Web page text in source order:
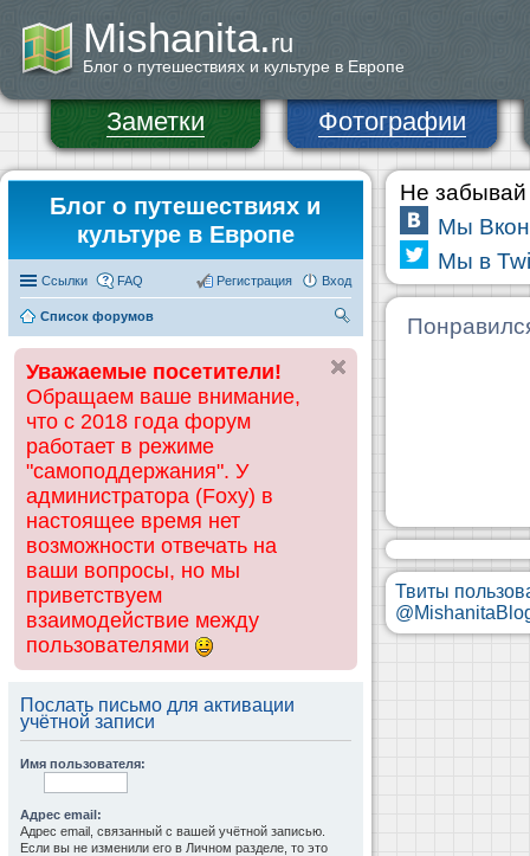
Mishanita.ru
Блог о путешествиях и культуре в Европе
Заметки Фотографии
Блог о путешествиях и
культуре в Европе
Ссылки FAQ Вход
Регистрация
Список форумов
ск
Уважаемые посетители!
Обращаем ваше внимание,
что с 2018 года форум
работает в режиме
"самоподдержания". У
администратора (Foxy) в
настоящее время нет
возможности отвечать на
ваши вопросы, но мы
приветствуем
взаимодействие между
пользователями
Послать письмо для активации
учётной записи
Имя пользователя:
Адрес email:
Адрес email, связанный с вашей учётной записью.
Если вы не изменили его в Личном разделе, то это
Не забывай
Мы
Мы в
Твиты